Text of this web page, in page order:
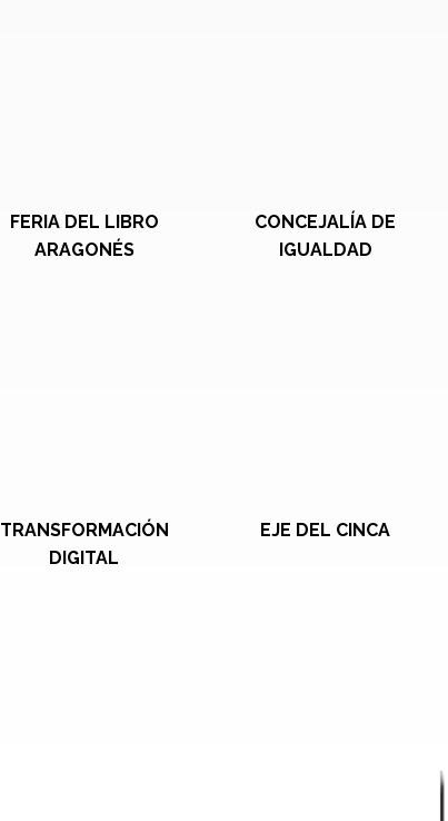
FERIA DEL LIBRO
ARAGONÉS
CONCEJALÍA DE
IGUALDAD
TRANSFORMACIÓN
DIGITAL
EJE DEL CINCA